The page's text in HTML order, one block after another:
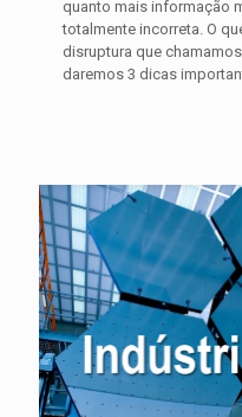
quanto mais informação
totalmente incorreta. O
disruptura que
daremos 3 dicas